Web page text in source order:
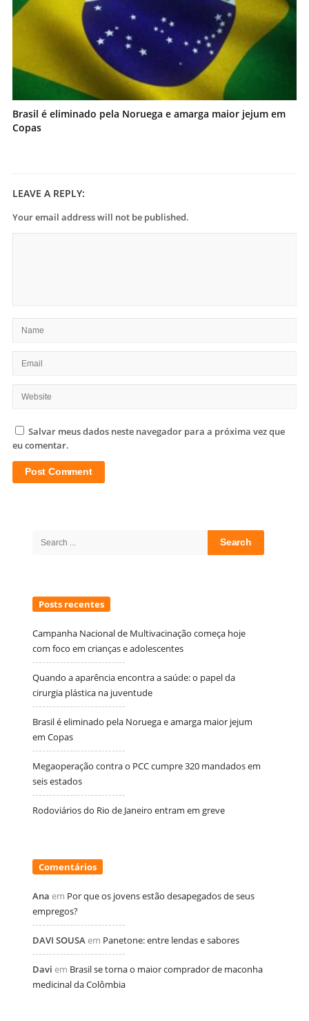
Brasil é eliminado pela Noruega e amarga maior jejum em
Copas
LEAVE A REPLY:
Your email address will not be published.
Salvar meus dados neste navegador para a próxima vez que
eu comentar.
Search
Posts recentes
Campanha Nacional de Multivacinação começa hoje
com foco em crianças e adolescentes
Quando a aparência encontra a saúde: o papel da
cirurgia plástica na juventude
Brasil é eliminado pela Noruega e amarga maior jejum
em Copas
Megaoperação contra o PCC cumpre 320 mandados em
seis estados
Rodoviários do Rio de Janeiro entram em greve
Comentários
Ana em Por que os jovens estão desapegados de seus
empregos?
DAVI SOUSAem Panetone: entre lendas e sabores
Davi em Brasil se torna o maior comprador de maconha
medicinal da Colômbia